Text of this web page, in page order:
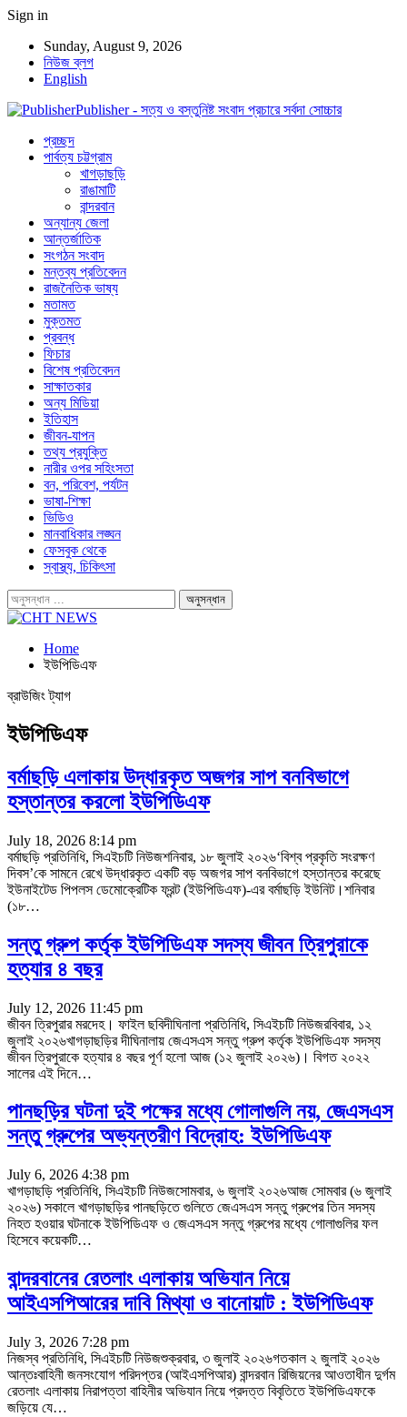
Sign in
Sunday, August 9, 2026
নিউজ ব্লগ
English
Publisher - সত্য ও বস্তুনিষ্ট সংবাদ প্রচারে সর্বদা সোচ্চার
প্রচ্ছদ
পার্বত্য চট্টগ্রাম
খাগড়াছড়ি
রাঙামাটি
বান্দরবান
অন্যান্য জেলা
আন্তর্জাতিক
সংগঠন সংবাদ
মন্তব্য প্রতিবেদন
রাজনৈতিক ভাষ্য
মতামত
মুক্তমত
প্রবন্ধ
ফিচার
বিশেষ প্রতিবেদন
সাক্ষাতকার
অন্য মিডিয়া
ইতিহাস
জীবন-যাপন
তথ্য প্রযুক্তি
নারীর ওপর সহিংসতা
বন, পরিবেশ, পর্যটন
ভাষা-শিক্ষা
ভিডিও
মানবাধিকার লঙ্ঘন
ফেসবুক থেকে
স্বাস্থ্য, চিকিৎসা
Home
ইউপিডিএফ
ব্রাউজিং ট্যাগ
ইউপিডিএফ
বর্মাছড়ি এলাকায় উদ্ধারকৃত অজগর সাপ বনবিভাগে
হস্তান্তর করলো ইউপিডিএফ
July 18, 2026 8:14 pm
বর্মাছড়ি প্রতিনিধি, সিএইচটি নিউজশনিবার, ১৮ জুলাই ২০২৬‘বিশ্ব প্রকৃতি সংরক্ষণ
দিবস’কে সামনে রেখে উদ্ধারকৃত একটি বড় অজগর সাপ বনবিভাগে হস্তান্তর করেছে
ইউনাইটেড পিপলস ডেমোক্রেটিক ফ্রন্ট (ইউপিডিএফ)-এর বর্মাছড়ি ইউনিট।শনিবার
(১৮…
সন্তু গ্রুপ কর্তৃক ইউপিডিএফ সদস্য জীবন ত্রিপুরাকে
হত্যার ৪ বছর
July 12, 2026 11:45 pm
জীবন ত্রিপুরার মরদেহ। ফাইল ছবিদীঘিনালা প্রতিনিধি, সিএইচটি নিউজরবিবার, ১২
জুলাই ২০২৬খাগড়াছড়ির দীঘিনালায় জেএসএস সন্তু গ্রুপ কর্তৃক ইউপিডিএফ সদস্য
জীবন ত্রিপুরাকে হত্যার ৪ বছর পূর্ণ হলো আজ (১২ জুলাই ২০২৬)। বিগত ২০২২
সালের এই দিনে…
পানছড়ির ঘটনা দুই পক্ষের মধ্যে গোলাগুলি নয়, জেএসএস
সন্তু গ্রুপের অভ্যন্তরীণ বিদ্রোহ: ইউপিডিএফ
July 6, 2026 4:38 pm
খাগড়াছড়ি প্রতিনিধি, সিএইচটি নিউজসোমবার, ৬ জুলাই ২০২৬আজ সোমবার (৬ জুলাই
২০২৬) সকালে খাগড়াছড়ির পানছড়িতে গুলিতে জেএসএস সন্তু গ্রুপের তিন সদস্য
নিহত হওয়ার ঘটনাকে ইউপিডিএফ ও জেএসএস সন্তু গ্রুপের মধ্যে গোলাগুলির ফল
হিসেবে কয়েকটি…
বান্দরবানের রেতলাং এলাকায় অভিযান নিয়ে
আইএসপিআরের দাবি মিথ্যা ও বানোয়াট : ইউপিডিএফ
July 3, 2026 7:28 pm
নিজস্ব প্রতিনিধি, সিএইচটি নিউজশুক্রবার, ৩ জুলাই ২০২৬গতকাল ২ জুলাই ২০২৬
আন্তঃবাহিনী জনসংযোগ পরিদপ্তর (আইএসপিআর) বান্দরবান রিজিয়নের আওতাধীন দুর্গম
রেতলাং এলাকায় নিরাপত্তা বাহিনীর অভিযান নিয়ে প্রদত্ত বিবৃতিতে ইউপিডিএফকে
জড়িয়ে যে…